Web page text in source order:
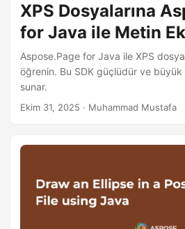
XPS Dosyalarına
for Java ile Metin
Aspose.Page for Java ile XPS
öğrenin. Bu SDK güçlüdür ve
sunar.
Ekim 31, 2025 · Muhammad Mustafa